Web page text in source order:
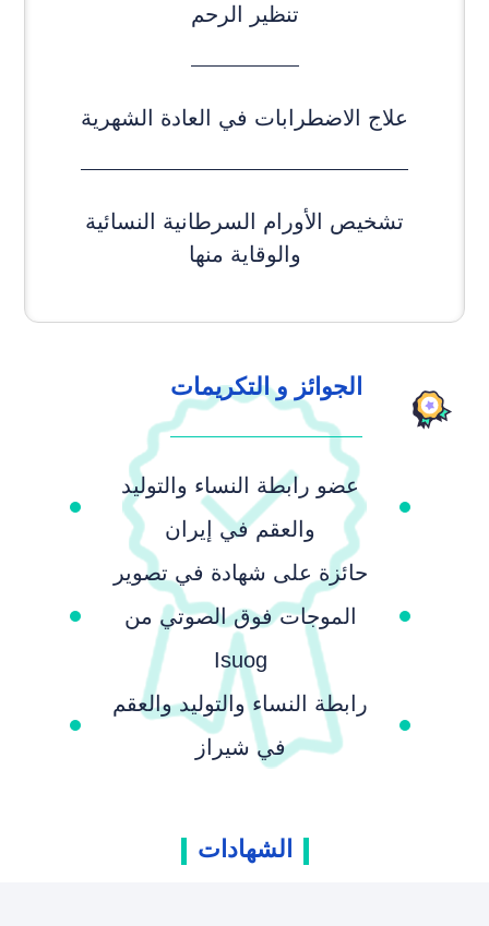
تنظير الرحم
علاج الاضطرابات في العادة الشهرية
تشخيص الأورام السرطانية النسائية
والوقاية منها
الجوائز و التكريمات
عضو رابطة النساء والتوليد
والعقم في إيران
حائزة على شهادة في تصوير
الموجات فوق الصوتي من
Isuog
رابطة النساء والتوليد والعقم
في شيراز
الشهادات